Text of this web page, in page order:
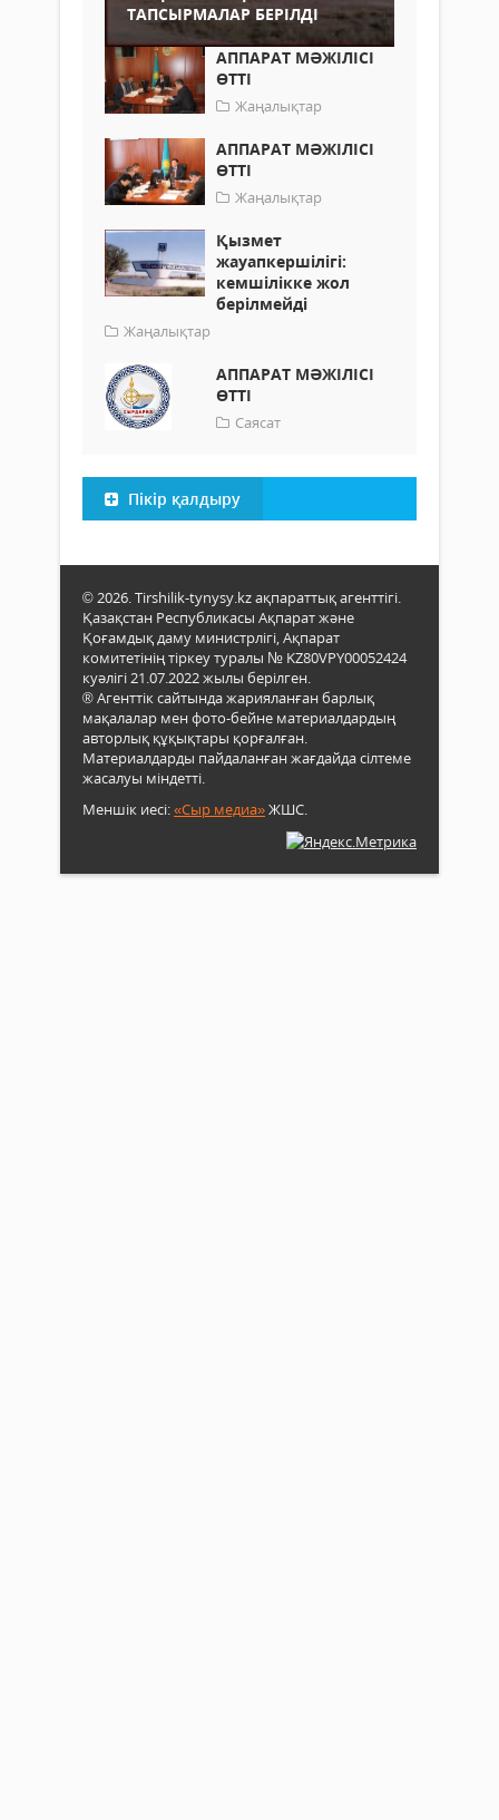
ТАПСЫРМАЛАР БЕРІЛДІ
АППАРАТ МӘЖІЛІСІ
ӨТТІ
Жаңалықтар
АППАРАТ МӘЖІЛІСІ
ӨТТІ
Жаңалықтар
Қызмет
жауапкершілігі:
кемшілікке жол
берілмейді
Жаңалықтар
АППАРАТ МӘЖІЛІСІ
ӨТТІ
Саясат
Пікір қалдыру
© 2026. Tirshilik-tynysy.kz ақпараттық агенттігі.
Қазақстан Республикасы Ақпарат және
Қоғамдық даму министрлігі, Ақпарат
комитетінің тіркеу туралы № KZ80VPY00052424
куәлігі 21.07.2022 жылы берілген.
® Агенттік сайтында жарияланған барлық
мақалалар мен фото-бейне материалдардың
авторлық құқықтары қорғалған.
Материалдарды пайдаланған жағдайда сілтеме
жасалуы міндетті.
Меншік иесі:«Сыр медиа»ЖШС.